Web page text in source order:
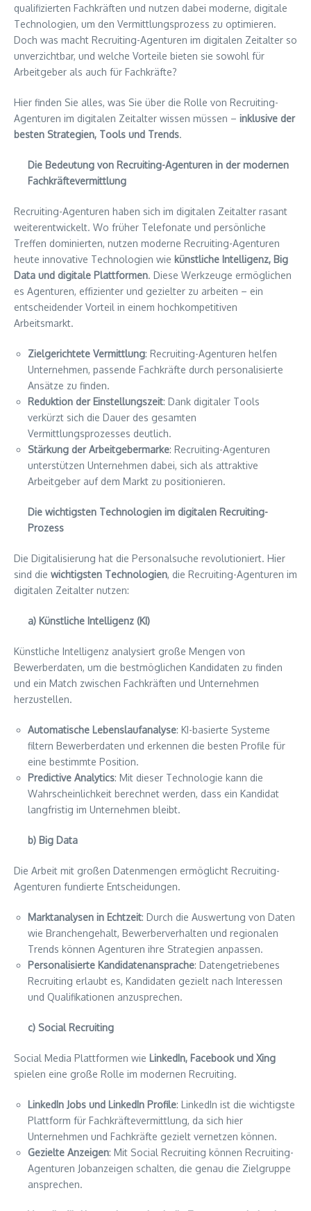
qualifizierten Fachkräften und nutzen dabei moderne, digitale
Technologien, um den Vermittlungsprozess zu optimieren.
Doch was macht Recruiting-Agenturen im digitalen Zeitalter so
unverzichtbar, und welche Vorteile bieten sie sowohl für
Arbeitgeber als auch für Fachkräfte?
Hier finden Sie alles, was Sie über die Rolle von Recruiting-
Agenturen im digitalen Zeitalter wissen müssen – inklusive der
besten Strategien, Tools und Trends.
Die Bedeutung von Recruiting-Agenturen in der modernen
Fachkräftevermittlung
Recruiting-Agenturen haben sich im digitalen Zeitalter rasant
weiterentwickelt. Wo früher Telefonate und persönliche
Treffen dominierten, nutzen moderne Recruiting-Agenturen
heute innovative Technologien wie künstliche Intelligenz, Big
Data und digitale Plattformen. Diese Werkzeuge ermöglichen
es Agenturen, effizienter und gezielter zu arbeiten – ein
entscheidender Vorteil in einem hochkompetitiven
Arbeitsmarkt.
Zielgerichtete Vermittlung: Recruiting-Agenturen helfen
Unternehmen, passende Fachkräfte durch personalisierte
Ansätze zu finden.
Reduktion der Einstellungszeit: Dank digitaler Tools
verkürzt sich die Dauer des gesamten
Vermittlungsprozesses deutlich.
Stärkung der Arbeitgebermarke: Recruiting-Agenturen
unterstützen Unternehmen dabei, sich als attraktive
Arbeitgeber auf dem Markt zu positionieren.
Die wichtigsten Technologien im digitalen Recruiting-
Prozess
Die Digitalisierung hat die Personalsuche revolutioniert. Hier
sind die wichtigsten Technologien, die Recruiting-Agenturen im
digitalen Zeitalter nutzen:
a) Künstliche Intelligenz (KI)
Künstliche Intelligenz analysiert große Mengen von
Bewerberdaten, um die bestmöglichen Kandidaten zu finden
und ein Match zwischen Fachkräften und Unternehmen
herzustellen.
Automatische Lebenslaufanalyse: KI-basierte Systeme
filtern Bewerberdaten und erkennen die besten Profile für
eine bestimmte Position.
Predictive Analytics: Mit dieser Technologie kann die
Wahrscheinlichkeit berechnet werden, dass ein Kandidat
langfristig im Unternehmen bleibt.
b) Big Data
Die Arbeit mit großen Datenmengen ermöglicht Recruiting-
Agenturen fundierte Entscheidungen.
Marktanalysen in Echtzeit: Durch die Auswertung von Daten
wie Branchengehalt, Bewerberverhalten und regionalen
Trends können Agenturen ihre Strategien anpassen.
Personalisierte Kandidatenansprache: Datengetriebenes
Recruiting erlaubt es, Kandidaten gezielt nach Interessen
und Qualifikationen anzusprechen.
c) Social Recruiting
Social Media Plattformen wie LinkedIn, Facebook und Xing
spielen eine große Rolle im modernen Recruiting.
LinkedIn Jobs und LinkedIn Profile: LinkedIn ist die wichtigste
Plattform für Fachkräftevermittlung, da sich hier
Unternehmen und Fachkräfte gezielt vernetzen können.
Gezielte Anzeigen: Mit Social Recruiting können Recruiting-
Agenturen Jobanzeigen schalten, die genau die Zielgruppe
ansprechen.